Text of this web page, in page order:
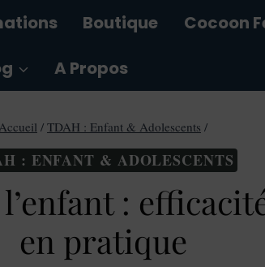
Boutique Cocoon
A Propos
Accueil / TDAH : Enfant & Adolescents /
: ENFANT & ADOLESCENTS
:
en pratique